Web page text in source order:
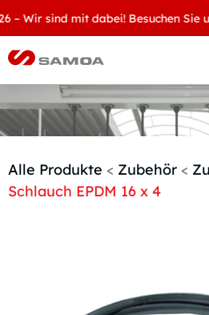
Wir sind mit dabei! Besuchen Sie
Aktuelles
Kontakt
Handelspartner
Alle Produkte < Zubehör <
Schlauch EPDM 16 x 4